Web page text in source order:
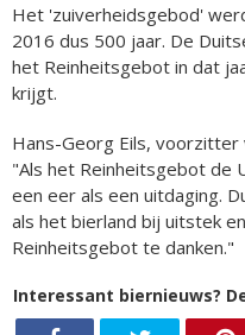
Het 'zuiverheidsgebod'
2016 dus 500 jaar. De
het Reinheitsgebot in dat
krijgt.
Hans-Georg Eils, voorzitter
"Als het Reinheitsgebot de
een eer als een uitdaging.
als het bierland bij uitstek
Reinheitsgebot te danken."
Interessant biernieuws?